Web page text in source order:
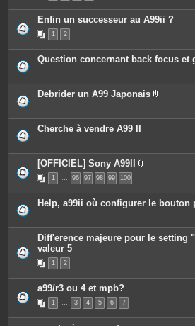
Enfin un successeur au A99ii ?
1 2
Question concernant back focus et
Debrider un A99 Japonais
è
j
e
s
Cherche à vendre A99 II
[OFFICIEL] Sony A99II
c
e
o
i
1 … 96 97 98 99 100
Help, a99ii où configurer le bouton
Diff'erence majeure pour le setting
valeur 5
1 2
a99/r3 ou 4 et mpb?
1 … 3 4 5 6 7